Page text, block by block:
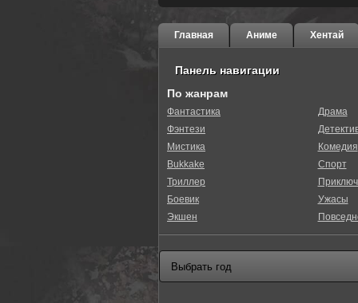
Главная Аниме Хентай
Панель навигации
По жанрам
Фантастика
Фэнтези
Мистика
Bukkake
Триллер
Боевик
Экшен
Драма
Комедия
Спорт
Ужасы